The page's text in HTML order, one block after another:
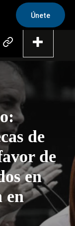
Únete
de
de
en
en